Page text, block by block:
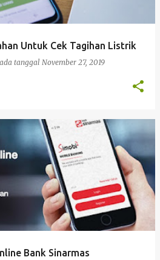
Untuk Cek Tagihan Listrik
tanggal November 27, 2019
Bank Sinarmas